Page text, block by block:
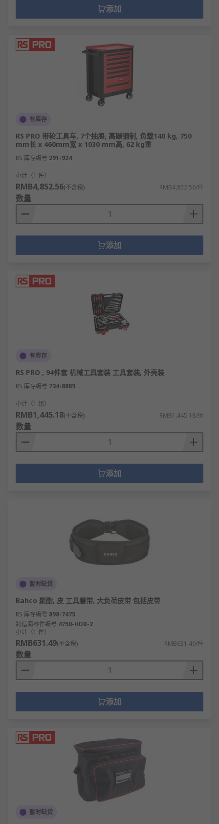
添加
有库存
RS PRO 带轮工具车, 7个抽屉, 高碳钢制, 负载140 kg, 750
mm长 x 460mm宽 x 1030 mm高, 62 kg重
RS 库存编号 291-924
小计（1 件）
RMB4,852.56(不含税) RMB4,852.56/件
数量
添加
有库存
RS PRO , 94件套 机械工具套装 工具套装, 外壳装
RS 库存编号 734-8889
小计（1 组）
RMB1,445.18(不含税) RMB1,445.18/组
数量
添加
暂时缺货
Bahco 聚酯, 皮 工具腰带, 大负荷皮带 包括皮带
RS 库存编号 898-7475
制造商零件编号 4750-HDB-2
小计（1 件）
RMB631.49(不含税) RMB631.49/件
数量
添加
暂时缺货